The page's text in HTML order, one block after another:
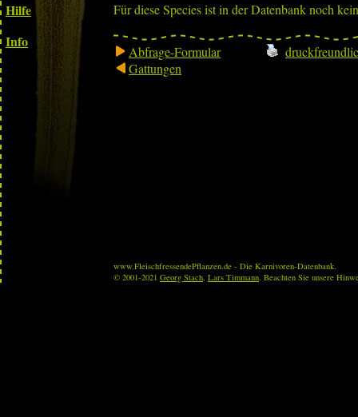
Hilfe
Info
Für diese Species ist in der Datenbank noch
Abfrage-Formular
Gattungen
www.FleischfressendePflanzen.de - Die Karnivoren-Datenbank.
© 2001-2021 Georg Stach Lars Timmann . Beachten Sie unsere